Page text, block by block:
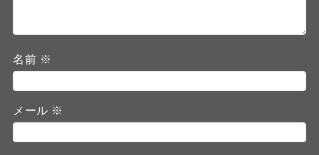
名前 ※
メール ※